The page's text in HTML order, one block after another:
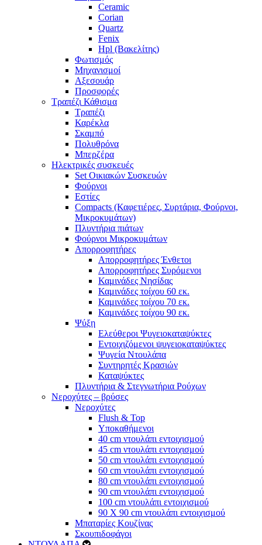
Ceramic
Corian
Quartz
Fenix
Hpl (Βακελίτης)
Φωτισμός
Μηχανισμοί
Αξεσουάρ
Προσφορές
Τραπέζι Κάθισμα
Τραπέζι
Καρέκλα
Σκαμπό
Πολυθρόνα
Μπερζέρα
Ηλεκτρικές συσκευές
Set Οικιακών Συσκευών
Φούρνοι
Εστίες
Compacts (Καφετιέρες, Συρτάρια, Φούρνοι,
Μικροκυμάτων)
Πλυντήρια πιάτων
Φούρνοι Μικροκυμάτων
Απορροφητήρες
Απορροφητήρες Ένθετοι
Απορροφητήρες Συρόμενοι
Καμινάδες Νησίδας
Καμινάδες τοίχου 60 εκ.
Καμινάδες τοίχου 70 εκ.
Καμινάδες τοίχου 90 εκ.
Ψύξη
Ελεύθεροι Ψυγειοκαταψύκτες
Εντοιχιζόμενοι ψυγειοκαταψύκτες
Ψυγεία Ντουλάπα
Συντηρητές Κρασιών
Καταψύκτες
Πλυντήρια & Στεγνωτήρια Ρούχων
Νεροχύτες – βρύσες
Νεροχύτες
Flush & Top
Υποκαθήμενοι
40 cm ντουλάπι εντοιχισμού
45 cm ντουλάπι εντοιχισμού
50 cm ντουλάπι εντοιχισμού
60 cm ντουλάπι εντοιχισμού
80 cm ντουλάπι εντοιχισμού
90 cm ντουλάπι εντοιχισμού
100 cm ντουλάπι εντοιχισμού
90 Χ 90 cm ντουλάπι εντοιχισμού
Μπαταρίες Κουζίνας
Σκουπιδοφάγοι